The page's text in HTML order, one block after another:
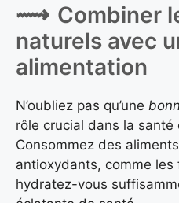
Combiner
naturels avec
alimentation
N’oubliez pas qu’une
rôle crucial dans la santé
Consommez des
antioxydants, comme
hydratez-vous